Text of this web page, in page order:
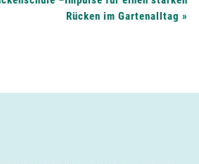
Rücken im Gartenalltag»